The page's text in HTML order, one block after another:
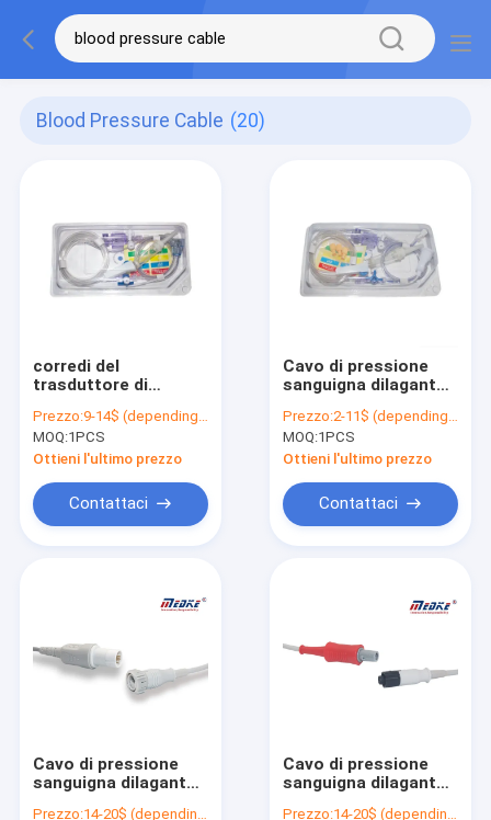
Blood Pressure Cable (20)
corredi del
trasduttore di
Medex del cavo di 3M
Invasive Blood
Pressure
Prezzo:9-14$ (depending on your qty)
MOQ:1PCS
Ottieni l'ultimo prezzo
Contattaci
Cavo di pressione
sanguigna dilagante
Pressure Transducer
Kits
Prezzo:2-11$ (depending on your qty)
MOQ:1PCS
Ottieni l'ultimo prezzo
Contattaci
Cavo di pressione
sanguigna dilagante
Prezzo:14-20$ (depending on your qty)
Cavo di pressione
sanguigna dilagante
Prezzo:14-20$ (depending on your qty)